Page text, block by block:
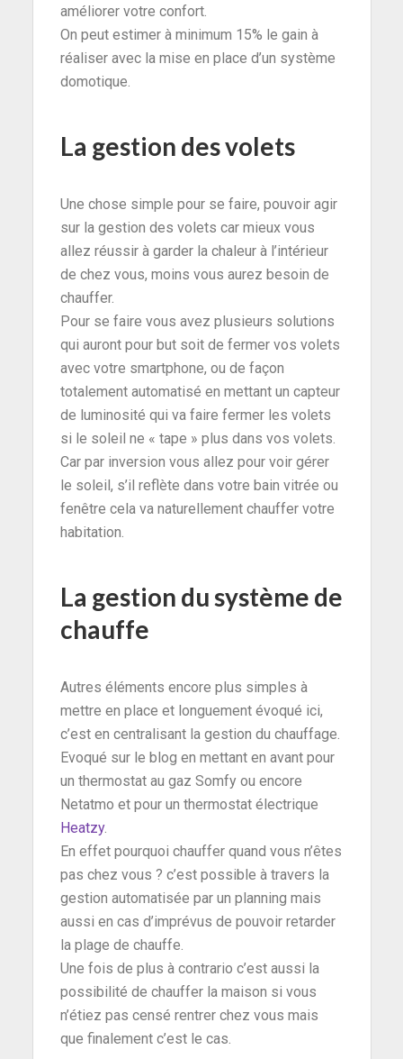
améliorer votre confort.
On peut estimer à minimum 15% le gain à
réaliser avec la mise en place d’un système
domotique.
La gestion des volets
Une chose simple pour se faire, pouvoir agir
sur la gestion des volets car mieux vous
allez réussir à garder la chaleur à l’intérieur
de chez vous, moins vous aurez besoin de
chauffer.
Pour se faire vous avez plusieurs solutions
qui auront pour but soit de fermer vos volets
avec votre smartphone, ou de façon
totalement automatisé en mettant un capteur
de luminosité qui va faire fermer les volets
si le soleil ne « tape » plus dans vos volets.
Car par inversion vous allez pour voir gérer
le soleil, s’il reflète dans votre bain vitrée ou
fenêtre cela va naturellement chauffer votre
habitation.
La gestion du système de
chauffe
Autres éléments encore plus simples à
mettre en place et longuement évoqué ici,
c’est en centralisant la gestion du chauffage.
Evoqué sur le blog en mettant en avant pour
un thermostat au gaz Somfy ou encore
Netatmo et pour un thermostat électrique
Heatzy.
En effet pourquoi chauffer quand vous n’êtes
pas chez vous ? c’est possible à travers la
gestion automatisée par un planning mais
aussi en cas d’imprévus de pouvoir retarder
la plage de chauffe.
Une fois de plus à contrario c’est aussi la
possibilité de chauffer la maison si vous
n’étiez pas censé rentrer chez vous mais
que finalement c’est le cas.